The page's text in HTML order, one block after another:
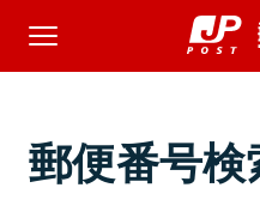
郵便番号検